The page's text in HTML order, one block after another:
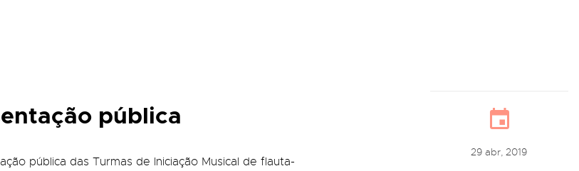
pública
pública das Turmas de Iniciação Musical de flauta-
29 abr, 2019